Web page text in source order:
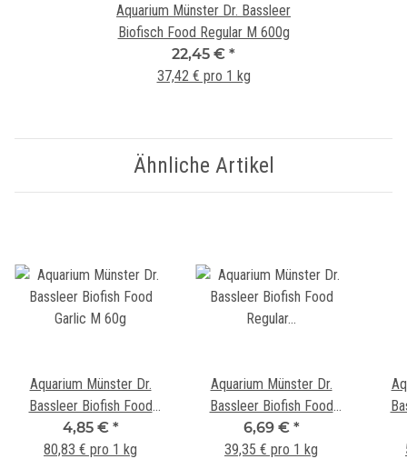
Aquarium Münster Dr. Bassleer
Biofisch Food Regular M 600g
22,45 € *
37,42 € pro 1 kg
Ähnliche Artikel
Aquarium Münster Dr.
Bassleer Biofish Food
Garlic M 60g
4,85 € *
80,83 € pro 1 kg
Aquarium Münster Dr.
Bassleer Biofish Food
Regular XXL 170g
6,69 € *
39,35 € pro 1 kg